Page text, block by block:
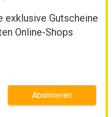
exklusive Gutscheine
Online-Shops